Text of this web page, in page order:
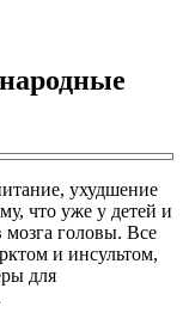
ухудшение
что уже у детей и
мозга головы. Все
и инсультом,
для